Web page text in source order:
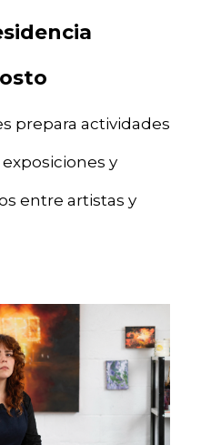
prepara actividades
y
entre artistas y